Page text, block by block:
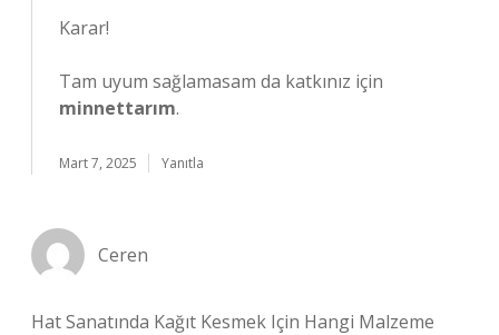
Karar!
Tam uyum sağlamasam da katkınız için
minnettarım.
Mart 7, 2025 Yanıtla
Ceren
Hat Sanatında Kağıt Kesmek Için Hangi Malzeme